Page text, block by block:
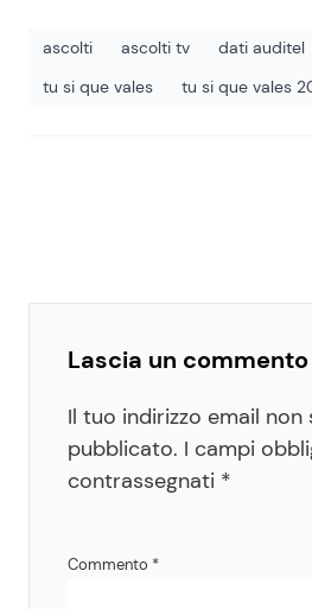
ascolti ascolti tv dati auditel
tu si que vales
tu si que vales
Lascia un commento
Il tuo indirizzo email non
pubblicato. I campi
contrassegnati *
Commento *